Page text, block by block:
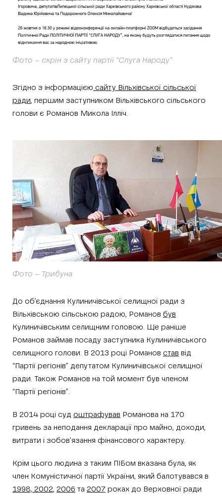
Фото – скрін з сайту партії “Слуга Народу”
Згідно з інформацією сайту Вільхівської сільської
ради, першим заступником Вільхівського сільського
голови є Романов Микола Ілліч.
Фото – Трибуна
До об’єднання Кулиничівської селищної ради з
Вільхівською сільською радою, Романов був
Кулиничівським селищним головою. Ще раніше
Романов займав посаду заступника Кулиничівського
селищного голови. В 2013 році Романов став від
“Партії регіонів” депутатом Кулиничівської селищної
ради. Також Романов на той момент був членом
“Партії регіонів”.
В 2014 році суд оштрафував Романова на 170
гривень за неподання декларації про майно, доходи,
витрати і зобов’язання фінансового характеру.
Крім цього людина з таким ПІБом вказана була, як
член Комуністичної партії України, який балотувався в
1998, 2002, 2006 та 2007 роках до Верховної ради